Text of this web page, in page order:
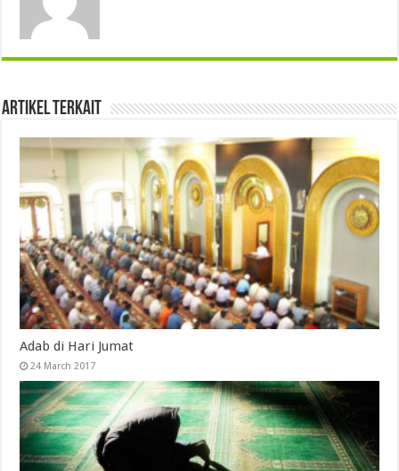
Artikel Terkait
Adab di Hari Jumat
24 March 2017